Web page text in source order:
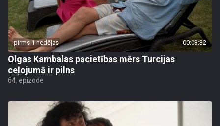
pirms 1 nedēļas 00:03:32
Olgas Kambalas pacietības mērs Turcijas
ceļojumā ir pilns
64. epizode